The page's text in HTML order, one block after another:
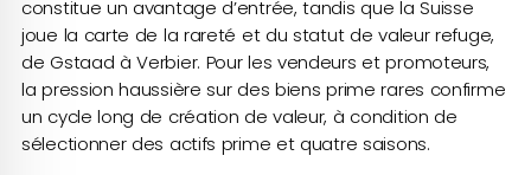
constitue un avantage d’entrée, tandis que la Suisse
joue la carte de la rareté et du statut de valeur refuge,
de Gstaad à Verbier. Pour les vendeurs et promoteurs,
la pression haussière sur des biens prime rares confirme
un cycle long de création de valeur, à condition de
sélectionner des actifs prime et quatre saisons.